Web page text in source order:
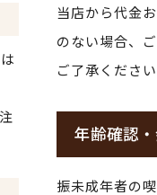
当店から代金
のない場合、
ご了承ください
年齢確認
振未成年者の